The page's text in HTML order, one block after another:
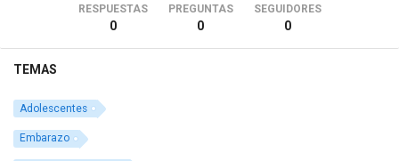
RESPUESTAS
0
PREGUNTAS
0
SEGUIDORES
0
TEMAS
Adolescentes
Embarazo